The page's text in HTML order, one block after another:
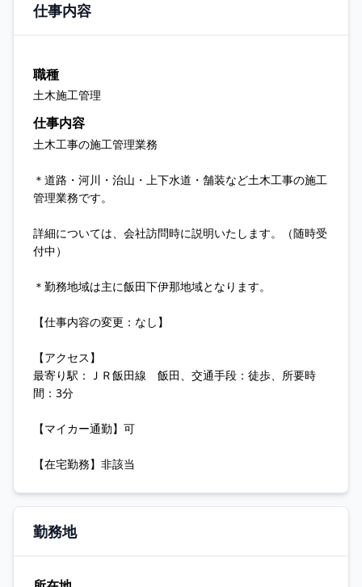
仕事内容
職種
土木施工管理
仕事内容
土木工事の施工管理業務
＊道路・河川・治山・上下水道・舗装など土木工事の施工
管理業務です。
詳細については、会社訪問時に説明いたします。（随時受
付中）
＊勤務地域は主に飯田下伊那地域となります。
【仕事内容の変更：なし】
【アクセス】
最寄り駅：ＪＲ飯田線 飯田、交通手段：徒歩、所要時
間：3分
【マイカー通勤】可
【在宅勤務】非該当
勤務地